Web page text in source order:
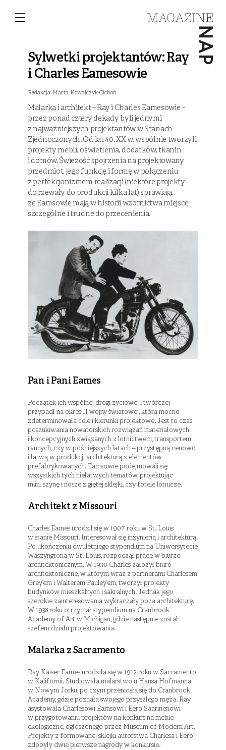
Sylwetki projektantów: Ray
i Charles Eamesowie
Redakcja: Marta Kowalczyk-Cichoń
Malarka i architekt – Ray i Charles Eamesowie –
przez ponad cztery dekady byli jednymi
z najważniejszych projektantów w Stanach
Zjednoczonych. Od lat 40. XX w. wspólnie tworzyli
projekty mebli, oświetlenia, dodatków, tkanin
i domów. Świeżość spojrzenia na projektowany
przedmiot, jego funkcję i formę w połączeniu
z perfekcjonizmem realizacji (niektóre projekty
dojrzewały do produkcji kilka lat) sprawiają,
że Eamsowie mają w historii wzornictwa miejsce
szczególne i trudne do przecenienia.
Pan i Pani Eames
Początek ich wspólnej drogi życiowej i twórczej
przypadł na okres II wojny światowej, która mocno
zdeterminowała cele i kierunki projektowe. Jest to czas
poszukiwania nowatorskich rozwiązań materiałowych
i koncepcyjnych związanych z lotnictwem, transportem
rannych, czy w późniejszych latach – przystępną cenowo
i łatwą w produkcji architekturą z elementów
prefabrykowanych. Eamsowie podejmowali się
wszystkich tych niełatwych tematów, projektując
m.in. szynę i nosze z giętej sklejki, czy fotele lotnicze.
Architekt z Missouri
Charles Eames urodził się w 1907 roku w St. Louis
w stanie Missouri. Interesował się inżynierią i architekturą.
Po ukończeniu dwuletniego stypendium na Uniwersytecie
Waszyngtona w St. Louis, rozpoczął pracę w biurze
architektonicznym. W 1930 Charles założył biuro
architektoniczne, w którym wraz z partnerami Charlesem
Grey’em i Walterem Pauley’em, tworzył projekty
budynków mieszkalnych i sakralnych. Jednak jego
szerokie zainteresowania wykraczały poza architekturę.
W 1938 roku otrzymał stypendium na Cranbrook
Academy of Art w Michigan, gdzie następnie został
szefem działu projektowania.
Malarka z Sacramento
Ray Kaiser Eames urodziła się w 1912 roku w Sacramento
w Kalifornii. Studiowała malarstwo u Hansa Hofmanna
w Nowym Jorku, po czym przeniosła się do Cranbrook
Academy, gdzie poznała swojego przyszłego męża. Ray
asystowała Charlesowi Eamsowi i Eero Saarinenowi
w przygotowaniu projektów na konkurs na meble
ekologiczne, ogłoszonego przez Museum of Modern Art.
Projekty z formowanej sklejki autorstwa Charlesa i Eero
zdobyły dwie pierwsze nagrody w konkursie.